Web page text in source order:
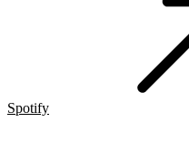
Spotify